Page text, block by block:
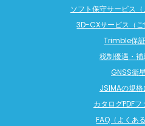
ソフト保守サービス（
3D-CXサービス（ご
Trimble保
税制優遇・
GNSS衛
JSIMAの規
カタログPDF
FAQ（よくあ